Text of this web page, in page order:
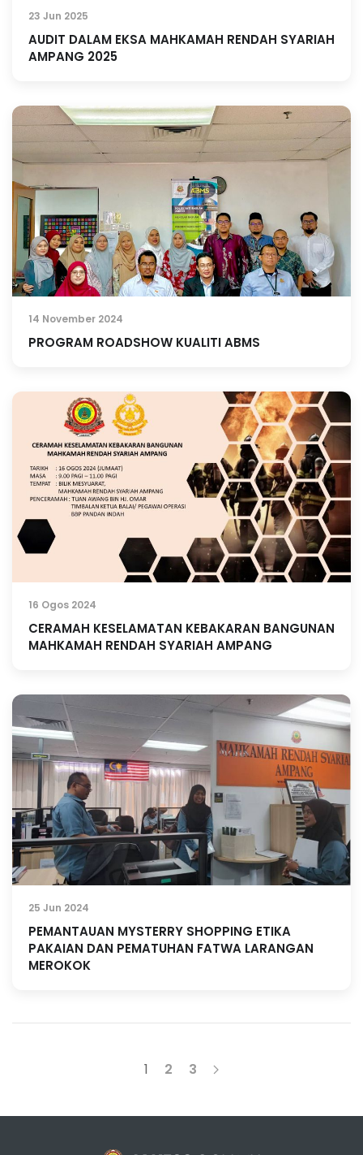
23 Jun 2025
AUDIT DALAM EKSA MAHKAMAH RENDAH SYARIAH
AMPANG 2025
14 November 2024
PROGRAM ROADSHOW KUALITI ABMS
16 Ogos 2024
CERAMAH KESELAMATAN KEBAKARAN BANGUNAN
MAHKAMAH RENDAH SYARIAH AMPANG
25 Jun 2024
PEMANTAUAN MYSTERRY SHOPPING ETIKA
PAKAIAN DAN PEMATUHAN FATWA LARANGAN
MEROKOK
1 2 3